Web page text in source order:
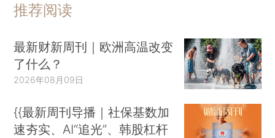
推荐阅读
最新财新周刊｜欧洲高温改变
了什么？
2026年08月09日
{{最新周刊导播｜社保基数加
速夯实、AI“追光”、韩股杠杆